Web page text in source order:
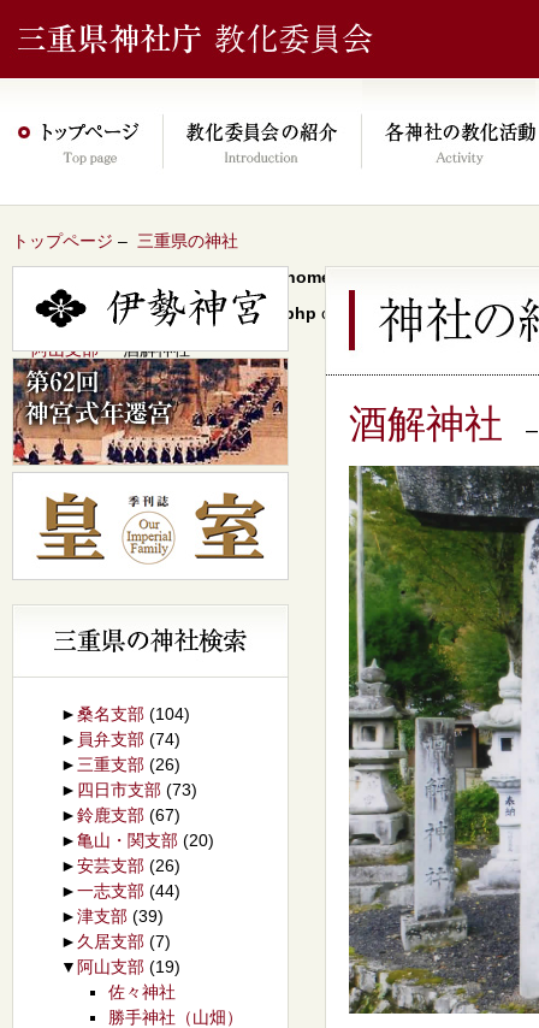
トップページ – 三重県の神社
/home/xs046278/mie-
content/themes/jinja2022/header.php on line
64
–阿山支部– 酒解神社
酒解神社
►桑名支部 (104)
► 員弁支部 (74)
► 三重支部 (26)
► 四日市支部 (73)
►鈴鹿支部 (67)
►亀山・関支部 (20)
►安芸支部 (26)
►一志支部 (44)
►津支部 (39)
► 久居支部 (7)
▼ 阿山支部 (19)
佐々神社
勝手神社（山畑）